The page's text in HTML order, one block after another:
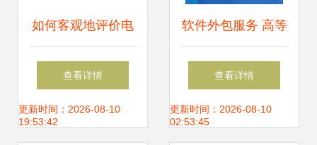
如何客观地评价电
商仓储外包服务
查看详情
更新时间：2026-08-10
19:53:42
软件外包服务 高等
学校服务外包规划
教材解析
查看详情
更新时间：2026-08-10
02:53:45